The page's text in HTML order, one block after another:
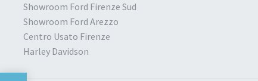
Showroom Ford Firenze Sud
Showroom Ford Arezzo
Centro Usato Firenze
Harley Davidson